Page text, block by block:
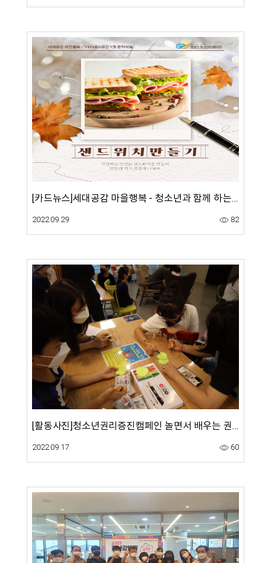
[카드뉴스]세대공감 마을행복 - 청소년과 함께 하는 샌드위치 만들기 및 나눔활동
2022.09.29 82
[활동사진]청소년권리증진캠페인 놀면서 배우는 권리-'놀.권' 청소년권리 기본이해 교육 활동
2022.09.17 60